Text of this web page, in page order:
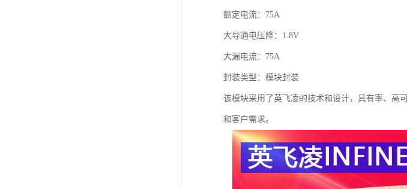
额定电流：75A
大导通电压降：1.8V
大漏电流：75A
封装类型：模块封装
该模块采用了英飞凌的技术和设计，具有率、高
和客户需求。